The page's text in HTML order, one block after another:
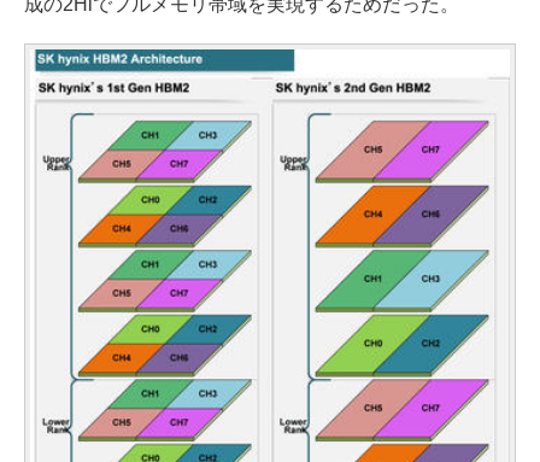
成の2Hiでフルメモリ帯域を実現するためだった。